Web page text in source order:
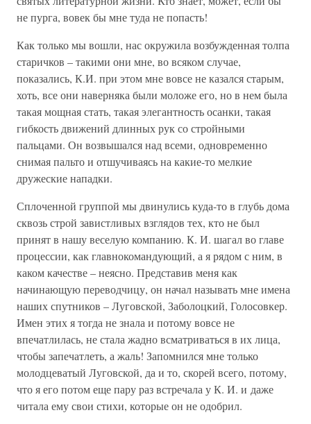
не пурга, вовек бы мне туда не попасть!
Как только мы вошли, нас окружила возбужденная толпа
старичков – такими они мне, во всяком случае,
показались, К.И. при этом мне вовсе не казался старым,
хоть, все они наверняка были моложе его, но в нем была
такая мощная стать, такая элегантность осанки, такая
гибкость движений длинных рук со стройными
пальцами. Он возвышался над всеми, одновременно
снимая пальто и отшучиваясь на какие-то мелкие
дружеские нападки.
Сплоченной группой мы двинулись куда-то в глубь дома
сквозь строй завистливых взглядов тех, кто не был
принят в нашу веселую компанию. К. И. шагал во главе
процессии, как главнокомандующий, а я рядом с ним, в
каком качестве – неясно. Представив меня как
начинающую переводчицу, он начал называть мне имена
наших спутников – Луговской, Заболоцкий, Голосовкер.
Имен этих я тогда не знала и потому вовсе не
впечатлилась, не стала жадно всматриваться в их лица,
чтобы запечатлеть, а жаль! Запомнился мне только
молодцеватый Луговской, да и то, скорей всего, потому,
что я его потом еще пару раз встречала у К. И. и даже
читала ему свои стихи, которые он не одобрил.